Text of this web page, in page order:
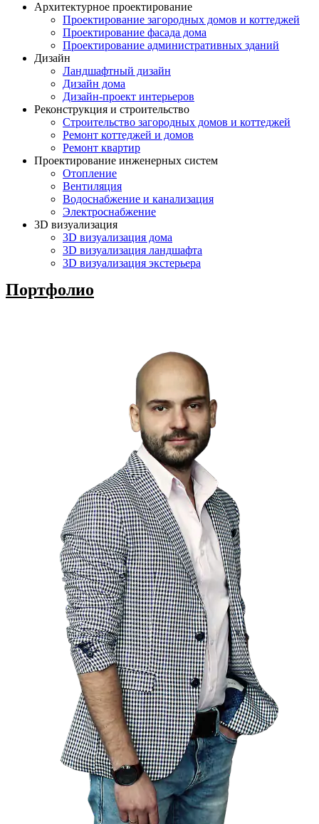
Архитектурное проектирование
Проектирование загородных домов и коттеджей
Проектирование фасада дома
Проектирование административных зданий
Дизайн
Ландшафтный дизайн
Дизайн дома
Дизайн-проект интерьеров
Реконструкция и строительство
Строительство загородных домов и коттеджей
Ремонт коттеджей и домов
Ремонт квартир
Проектирование инженерных систем
Отопление
Вентиляция
Водоснабжение и канализация
Электроснабжение
3D визуализация
3D визуализация дома
3D визуализация ландшафта
3D визуализация экстерьера
Портфолио